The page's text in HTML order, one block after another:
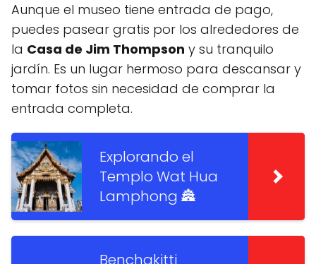
Aunque el museo tiene entrada de pago,
puedes pasear gratis por los alrededores de
la Casa de Jim Thompson y su tranquilo
jardín. Es un lugar hermoso para descansar y
tomar fotos sin necesidad de comprar la
entrada completa.
Explorando el
Templo Wat Hua
Lamphong 🏯
Benchakitti